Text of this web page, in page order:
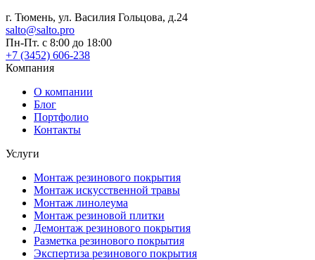
г. Тюмень, ул. Василия Гольцова, д.24
salto@salto.pro
Пн-Пт. с 8:00 до 18:00
+7 (3452) 606-238
Компания
О компании
Блог
Портфолио
Контакты
Услуги
Монтаж резинового покрытия
Монтаж искусственной травы
Монтаж линолеума
Монтаж резиновой плитки
Демонтаж резинового покрытия
Разметка резинового покрытия
Экспертиза резинового покрытия